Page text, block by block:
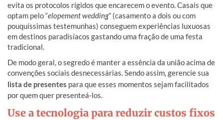
evita os protocolos rígidos que encarecem o evento. Casais que
optam pelo “elopement wedding” (casamento a dois ou com
pouquíssimas testemunhas) conseguem experiências luxuosas
em destinos paradisíacos gastando uma fração de uma festa
tradicional.
De modo geral, o segredo é manter a essência da união acima de
convenções sociais desnecessárias. Sendo assim, gerencie sua
lista de presentes para que esses momentos sejam facilitados
por quem quer presenteá-los.
Use a tecnologia para reduzir custos fixos